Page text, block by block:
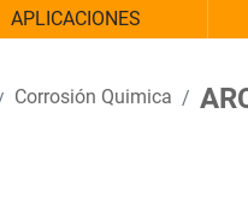
APLICACIONES
Corrosión Quimica